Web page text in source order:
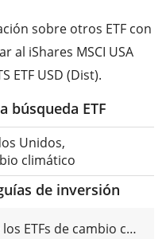
sobre otros ETF con
al iShares MSCI USA
ETF USD (Dist).
búsqueda ETF
Unidos,
climático
de inversión
Comparación de los ETFs de cambio climático